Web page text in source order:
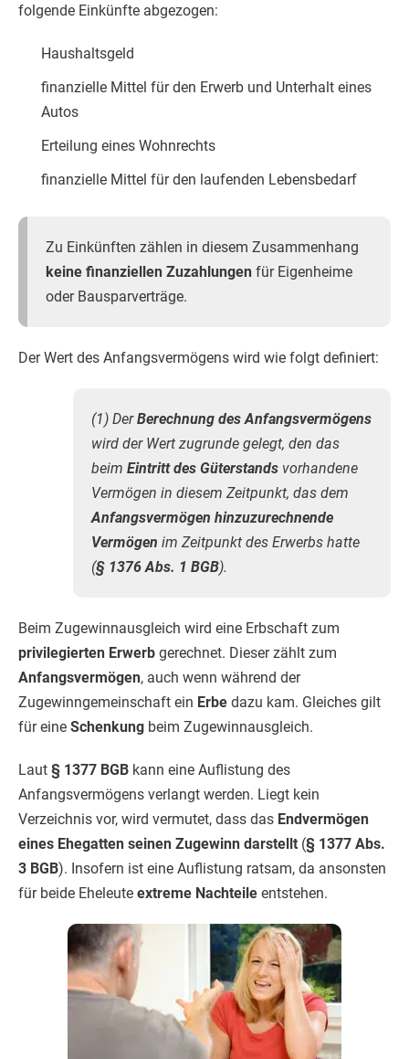
folgende Einkünfte abgezogen:
Haushaltsgeld
finanzielle Mittel für den Erwerb und Unterhalt eines
Autos
Erteilung eines Wohnrechts
finanzielle Mittel für den laufenden Lebensbedarf
Zu Einkünften zählen in diesem Zusammenhang
keine finanziellen Zuzahlungen für Eigenheime
oder Bausparverträge.
Der Wert des Anfangsvermögens wird wie folgt definiert:
(1) DerBerechnung des Anfangsvermögens
wird der Wert zugrunde gelegt, den das
beim Eintritt des Güterstands vorhandene
Vermögen in diesem Zeitpunkt, das dem
Anfangsvermögen hinzuzurechnende
Vermögen im Zeitpunkt des Erwerbs hatte
(§ 1376 Abs. 1 BGB).
Beim Zugewinnausgleich wird eine Erbschaft zum
privilegierten Erwerb gerechnet. Dieser zählt zum
Anfangsvermögen, auch wenn während der
Zugewinngemeinschaft ein Erbe dazu kam. Gleiches gilt
für eine Schenkung beim Zugewinnausgleich.
Laut § 1377 BGB kann eine Auflistung des
Anfangsvermögens verlangt werden. Liegt kein
Verzeichnis vor, wird vermutet, dass das Endvermögen
eines Ehegatten seinen Zugewinn darstellt (§ 1377 Abs.
3 BGB). Insofern ist eine Auflistung ratsam, da ansonsten
für beide Eheleute extreme Nachteile entstehen.